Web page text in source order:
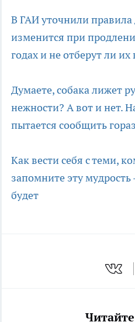
В ГАИ уточнили правила
изменится при
годах и не отберут ли
Думаете, собака лижет
нежности? А вот и нет.
пытается сообщить
Как вести себя с теми,
запомните эту
будет